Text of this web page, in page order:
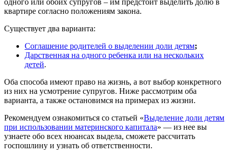
квартире согласно положениям закона.
Существует два варианта:
Соглашение родителей о выделении доли детям;
Дарственная на одного ребенка или на нескольких
детей.
Оба способа имеют право на жизнь, а вот выбор конкретного
из них на усмотрение супругов. Ниже рассмотрим оба
варианта, а также остановимся на примерах из жизни.
Рекомендуем ознакомиться со статьей «Выделение доли детям
при использовании материнского капитала» — из нее вы
узнаете обо всех нюансах выдела, сможете рассчитать
госпошлину и узнать об ответственности.